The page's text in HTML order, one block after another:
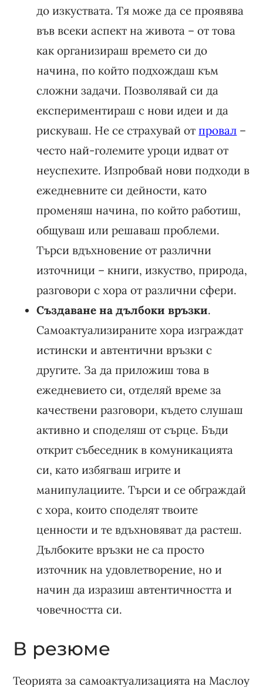
до изкуствата. Тя може да се проявява
във всеки аспект на живота – от това
как организираш времето си до
начина, по който подхождаш към
сложни задачи. Позволявай си да
експериментираш с нови идеи и да
рискуваш. Не се страхувай от провал –
често най-големите уроци идват от
неуспехите. Изпробвай нови подходи в
ежедневните си дейности, като
променяш начина, по който работиш,
общуваш или решаваш проблеми.
Търси вдъхновение от различни
източници – книги, изкуство, природа,
разговори с хора от различни сфери.
Създаване на дълбоки връзки.
Самоактуализираните хора изграждат
истински и автентични връзки с
другите. За да приложиш това в
ежедневието си, отделяй време за
качествени разговори, където слушаш
активно и споделяш от сърце. Бъди
открит събеседник в комуникацията
си, като избягваш игрите и
манипулациите. Търси и се обграждай
с хора, които споделят твоите
ценности и те вдъхновяват да растеш.
Дълбоките връзки не са просто
източник на удовлетворение, но и
начин да изразиш автентичността и
човечността си.
В резюме
Теорията за самоактуализацията на Маслоу